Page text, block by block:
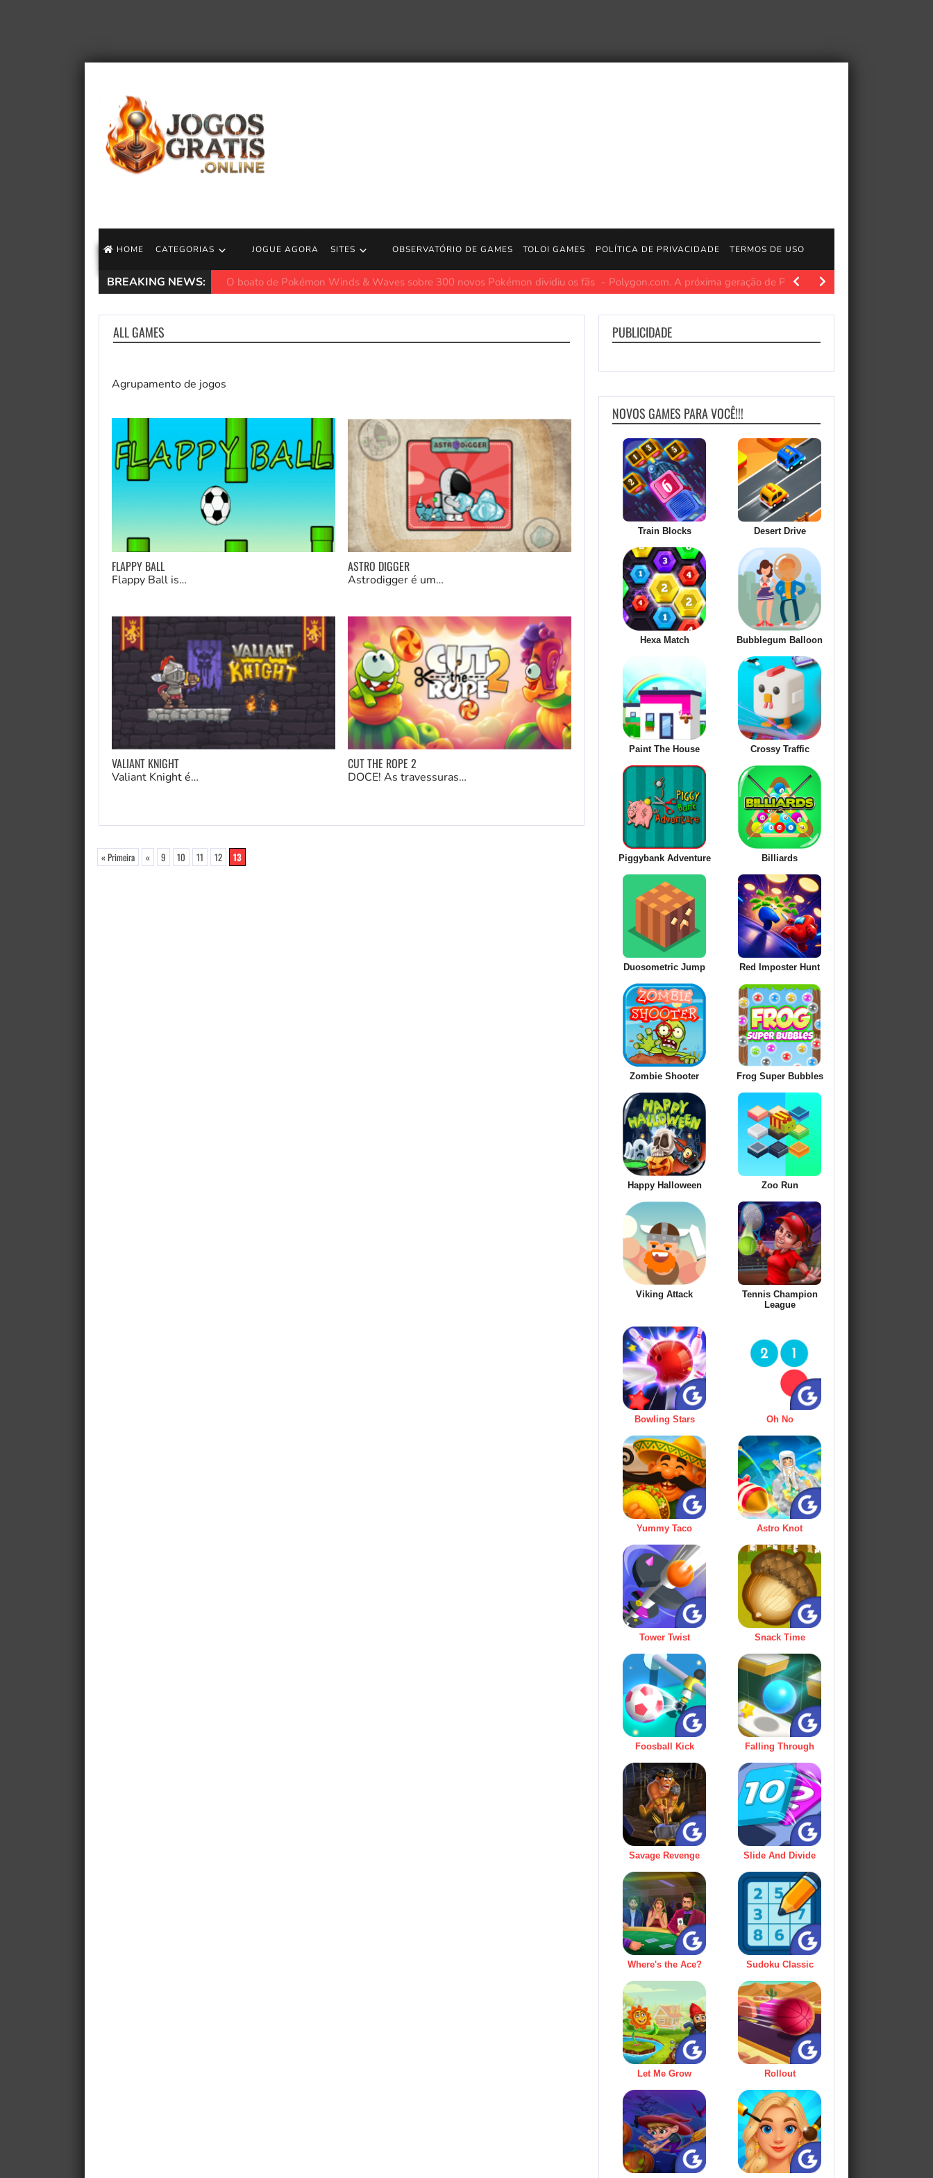
HOME CATEGORIAS JOGUE AGORA SITES OBSERVATÓRIO DE GAMES TOLOI GAMES POLÍTICA DE PRIVACIDADE TERMOS DE USO
BREAKING NEWS: Marvel Rivals adiciona Jubileu de X-Men na 9ª temporada: primeira olhada na jogabilidade Polygon.com. O querido personagem dos X-Men, Jubilee,
ALL GAMES
Agrupamento de jogos
FLAPPY BALL
Flappy Ball is…
ASTRO DIGGER
Astrodigger é um…
VALIANT KNIGHT
Valiant Knight é…
CUT THE ROPE 2
DOCE! As travessuras…
« Primeira « 9 10 11 12 13
PUBLICIDADE
NOVOS GAMES PARA VOCÊ!!!
Train Blocks Desert Drive
Hexa Match Bubblegum Balloon
Paint The House Crossy Traffic
Piggybank Adventure Billiards
Duosometric Jump Red Imposter Hunt
Zombie Shooter Frog Super Bubbles
Happy Halloween Zoo Run
Viking Attack
Tennis Champion
League
Bowling Stars Oh No
Yummy Taco Astro Knot
Tower Twist Snack Time
Foosball Kick Falling Through
Savage Revenge Slide And Divide
Where's the Ace? Sudoku Classic
Let Me Grow Rollout